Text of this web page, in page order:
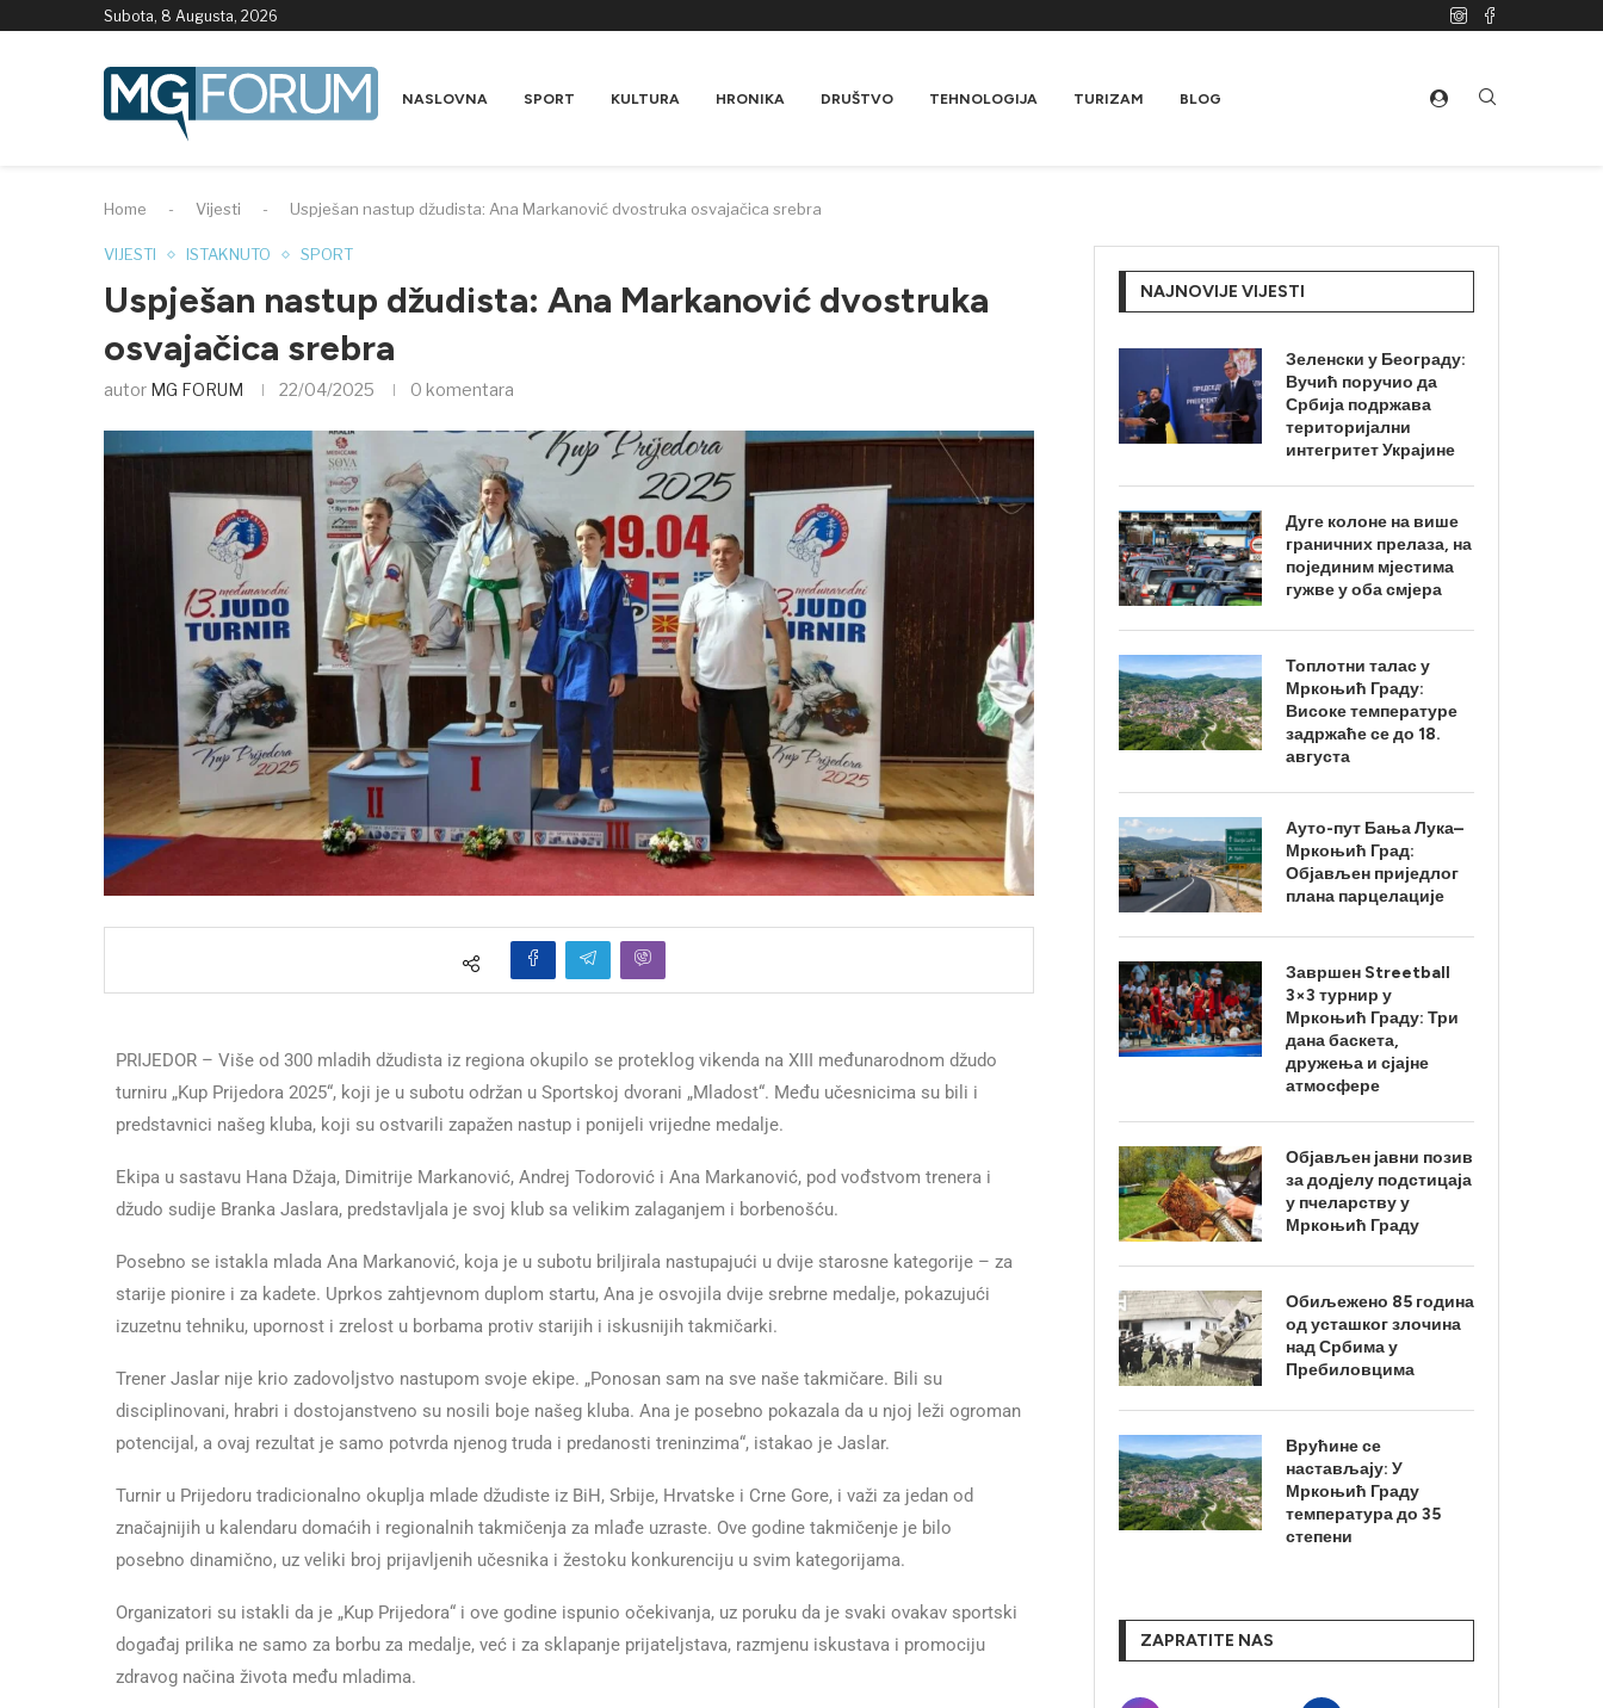
Subota, 8 Augusta, 2026
NASLOVNA SPORT KULTURA HRONIKA DRUŠTVO TEHNOLOGIJA TURIZAM BLOG
Home - Vijesti - Uspješan nastup džudista: Ana Markanović dvostruka osvajačica srebra
VIJESTI ISTAKNUTO SPORT
Uspješan nastup džudista: Ana Markanović dvostruka
osvajačica srebra
autor MG FORUM 22/04/2025 0 komentara
PRIJEDOR – Više od 300 mladih džudista iz regiona okupilo se proteklog vikenda na XIII međunarodnom džudo
turniru „Kup Prijedora 2025“, koji je u subotu održan u Sportskoj dvorani „Mladost“. Među učesnicima su bili i
predstavnici našeg kluba, koji su ostvarili zapažen nastup i ponijeli vrijedne medalje.
Ekipa u sastavu Hana Džaja, Dimitrije Markanović, Andrej Todorović i Ana Markanović, pod vođstvom trenera i
džudo sudije Branka Jaslara, predstavljala je svoj klub sa velikim zalaganjem i borbenošću.
Posebno se istakla mlada Ana Markanović, koja je u subotu briljirala nastupajući u dvije starosne kategorije – za
starije pionire i za kadete. Uprkos zahtjevnom duplom startu, Ana je osvojila dvije srebrne medalje, pokazujući
izuzetnu tehniku, upornost i zrelost u borbama protiv starijih i iskusnijih takmičarki.
Trener Jaslar nije krio zadovoljstvo nastupom svoje ekipe. „Ponosan sam na sve naše takmičare. Bili su
disciplinovani, hrabri i dostojanstveno su nosili boje našeg kluba. Ana je posebno pokazala da u njoj leži ogroman
potencijal, a ovaj rezultat je samo potvrda njenog truda i predanosti treninzima“, istakao je Jaslar.
Turnir u Prijedoru tradicionalno okuplja mlade džudiste iz BiH, Srbije, Hrvatske i Crne Gore, i važi za jedan od
značajnijih u kalendaru domaćih i regionalnih takmičenja za mlađe uzraste. Ove godine takmičenje je bilo
posebno dinamično, uz veliki broj prijavljenih učesnika i žestoku konkurenciju u svim kategorijama.
Organizatori su istakli da je „Kup Prijedora“ i ove godine ispunio očekivanja, uz poruku da je svaki ovakav sportski
događaj prilika ne samo za borbu za medalje, već i za sklapanje prijateljstava, razmjenu iskustava i promociju
zdravog načina života među mladima.
NAJNOVIJE VIJESTI
Зеленски у Београду:
Вучић поручио да
Србија подржава
територијални
интегритет Украјине
Дуге колоне на више
граничних прелаза, на
појединим мјестима
гужве у оба смјера
Топлотни талас у
Мркоњић Граду:
Високе температуре
задржаће се до 18.
августа
Ауто-пут Бања Лука–
Мркоњић Град:
Објављен приједлог
плана парцелације
Завршен Streetball
3×3 турнир у
Мркоњић Граду: Три
дана баскета,
дружења и сјајне
атмосфере
Објављен јавни позив
за додјелу подстицаја
у пчеларству у
Мркоњић Граду
Обиљежено 85 година
од усташког злочина
над Србима у
Пребиловцима
Врућине се
настављају: У
Мркоњић Граду
температура до 35
степени
ZAPRATITE NAS